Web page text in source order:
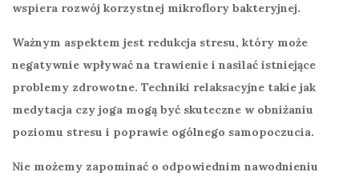
wspiera rozwój korzystnej mikroflory bakteryjnej.
Ważnym aspektem jest redukcja stresu, który może
negatywnie wpływać na trawienie i nasilać istniejące
problemy zdrowotne. Techniki relaksacyjne takie jak
medytacja czy joga mogą być skuteczne w obniżaniu
poziomu stresu i poprawie ogólnego samopoczucia.
Nie możemy zapominać o odpowiednim nawodnieniu